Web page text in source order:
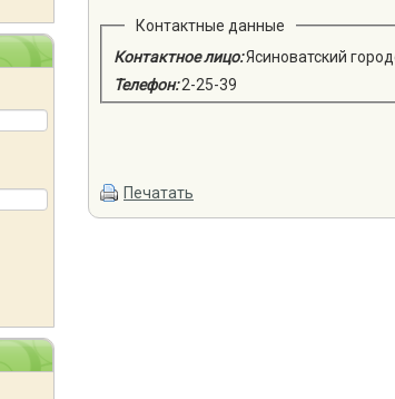
Контактные данные
Контактное лицо:Ясиноватский
Телефон:2-25-39
Печатать